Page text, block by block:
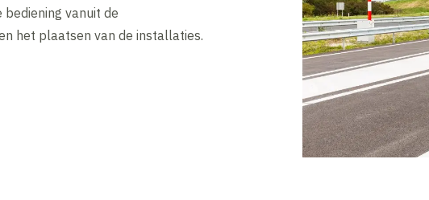
vanuit de
het plaatsen van de installaties.